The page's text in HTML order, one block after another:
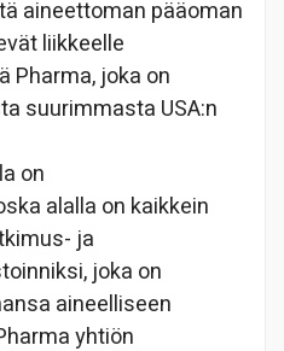
aineettoman pääoman
liikkeelle
Pharma, joka on
suurimmasta USA:n
on
alalla on kaikkein
ja
joka on
aineelliseen
yhtiön